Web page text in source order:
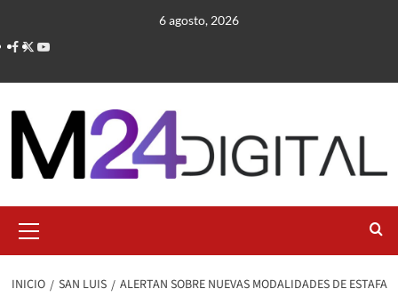
contenido
6 agosto, 2026
primario
INICIO SAN LUIS
ALERTAN SOBRE NUEVAS MODALIDADES DE ESTAFA